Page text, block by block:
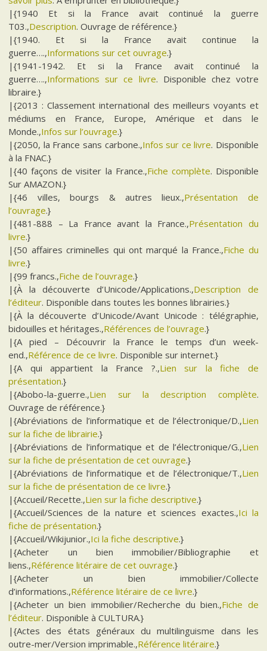
|{1940 Et si la France avait continué la guerre
T03.,Description. Ouvrage de référence.}
|{1940. Et si la France avait continue la
guerre….,Informations sur cet ouvrage.}
|{1941-1942. Et si la France avait continué la
guerre….,Informations sur ce livre. Disponible chez votre
libraire.}
|{2013 : Classement international des meilleurs voyants et
médiums en France, Europe, Amérique et dans le
Monde.,Infos sur l’ouvrage.}
|{2050, la France sans carbone.,Infos sur ce livre. Disponible
à la FNAC.}
|{40 façons de visiter la France.,Fiche complète. Disponible
Sur AMAZON.}
|{46 villes, bourgs & autres lieux.,Présentation de
l’ouvrage.}
|{481-888 – La France avant la France.,Présentation du
livre.}
|{50 affaires criminelles qui ont marqué la France.,Fiche du
livre.}
|{99 francs.,Fiche de l’ouvrage.}
|{À la découverte d’Unicode/Applications.,Description de
l’éditeur. Disponible dans toutes les bonnes librairies.}
|{À la découverte d’Unicode/Avant Unicode : télégraphie,
bidouilles et héritages.,Références de l’ouvrage.}
|{A pied – Découvrir la France le temps d’un week-
end.,Référence de ce livre. Disponible sur internet.}
|{A qui appartient la France ?.,Lien sur la fiche de
présentation.}
|{Abobo-la-guerre.,Lien sur la description complète.
Ouvrage de référence.}
|{Abréviations de l’informatique et de l’électronique/D.,Lien
sur la fiche de librairie.}
|{Abréviations de l’informatique et de l’électronique/G.,Lien
sur la fiche de présentation de cet ouvrage.}
|{Abréviations de l’informatique et de l’électronique/T.,Lien
sur la fiche de présentation de ce livre.}
|{Accueil/Recette.,Lien sur la fiche descriptive.}
|{Accueil/Sciences de la nature et sciences exactes.,Ici la
fiche de présentation.}
|{Accueil/Wikijunior.,Ici la fiche descriptive.}
|{Acheter un bien immobilier/Bibliographie et
liens.,Référence litéraire de cet ouvrage.}
|{Acheter un bien immobilier/Collecte
d’informations.,Référence litéraire de ce livre.}
|{Acheter un bien immobilier/Recherche du bien.,Fiche de
l’éditeur. Disponible à CULTURA.}
|{Actes des états généraux du multilinguisme dans les
outre-mer/Version imprimable.,Référence litéraire.}